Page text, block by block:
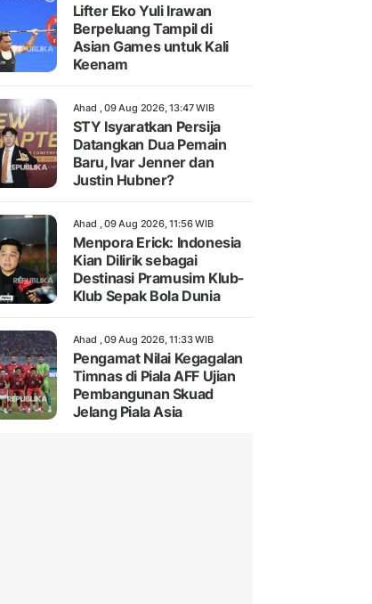
Lifter Eko Yuli Irawan
Berpeluang Tampil di
Asian Games untuk Kali
Keenam
Ahad , 09 Aug 2026, 13:47 WIB
STY Isyaratkan Persija
Datangkan Dua Pemain
Baru, Ivar Jenner dan
Justin Hubner?
Ahad , 09 Aug 2026, 11:56 WIB
Menpora Erick: Indonesia
Kian Dilirik sebagai
Destinasi Pramusim Klub-
Klub Sepak Bola Dunia
Ahad , 09 Aug 2026, 11:33 WIB
Pengamat Nilai Kegagalan
Timnas di Piala AFF Ujian
Pembangunan Skuad
Jelang Piala Asia